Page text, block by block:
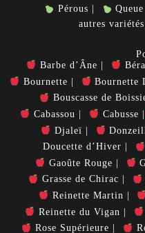
Pérous
autres
Barbe d’Âne
Bournette
Bournette
Bouscasse de
Cabassou
Cabusse
Djaleï
Doucette d’Hiver
Gaoûte Rouge
Grasse de Chirac
Reinette Martin
Reinette du Vigan
Rose Supérieure